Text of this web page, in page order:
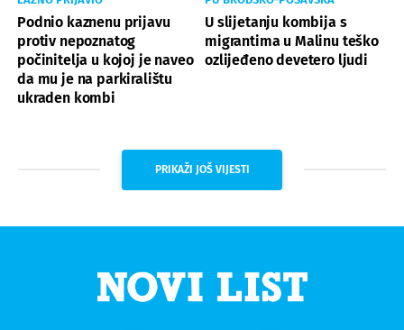
Podnio kaznenu prijavu
protiv nepoznatog
počinitelja u kojoj je naveo
da mu je na parkiralištu
ukraden kombi
U slijetanju kombija s
migrantima u Malinu teško
ozlijeđeno devetero ljudi
PRIKAŽI JOŠ VIJESTI